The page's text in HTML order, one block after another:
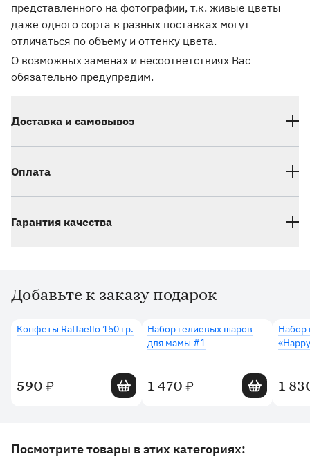
представленного на фотографии, т.к. живые цветы
даже одного сорта в разных поставках могут
отличаться по объему и оттенку цвета.
О возможных заменах и несоответствиях Вас
обязательно предупредим.
Доставка и самовывоз
Оплата
Гарантия качества
Дополнительные товары
Добавьте к заказу подарок
Конфеты Raffaello 150 гр.
590 ₽ Добавить в корзину
Набор гелиевых шаров
для мамы #1
1 470 ₽ Добавить в
Набор
1
Другие товары и категории на сайте
Посмотрите товары в этих категориях: